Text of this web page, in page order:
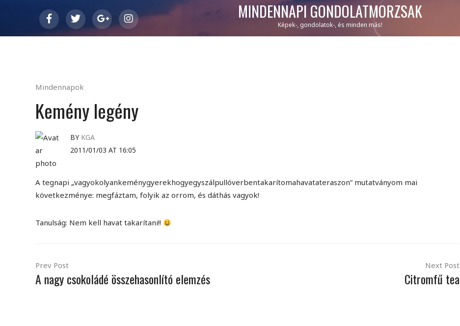
MINDENNAPI GONDOLATMORZSÁK
Képek-, gondolatok-, és minden más!
Mindennapok
Kemény legény
BY KGA
2011/01/03 AT 16:05
A tegnapi „vagyokolyankeménygyerekhogyegyszálpullóverbentakarítomahavatateraszon” mutatványom mai
következménye: megfáztam, folyik az orrom, és dáthás vagyok!
Tanulság: Nem kell havat takarítani!!
Prev Post
A nagy csokoládé összehasonlító elemzés
Next Post
Citromfű tea